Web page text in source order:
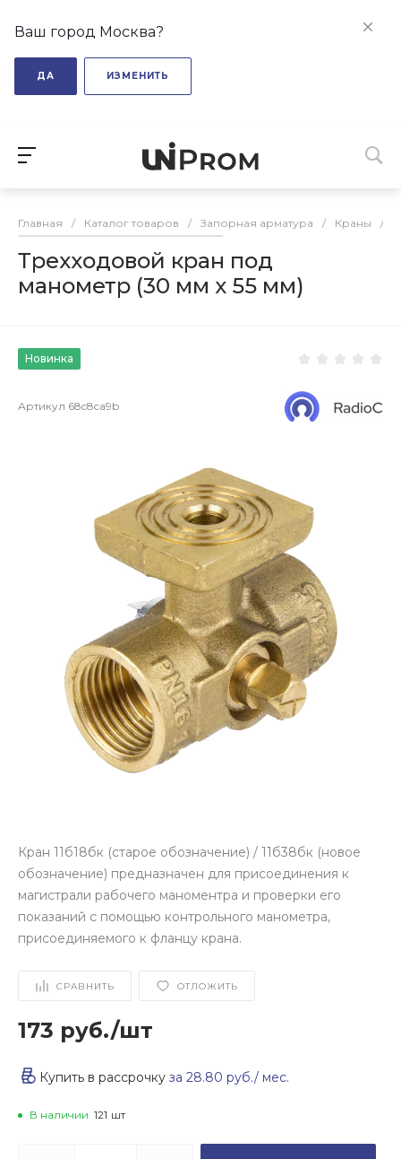
Ваш город Москва?
ДА ИЗМЕНИТЬ
Главная / Каталог товаров / Запорная арматура / Краны /
Трехходовой кран под
манометр (30 мм х 55 мм)
Новинка
Артикул 68c8ca9b
Кран 11б18бк (старое обозначение) / 11б38бк (новое
обозначение) предназначен для присоединения к
магистрали рабочего маноментра и проверки его
показаний с помощью контрольного манометра,
присоединяемого к фланцу крана.
СРАВНИТЬ ОТЛОЖИТЬ
173 руб./шт
Купить в рассрочку за 28.80 руб./ мес.
В наличии 121 шт